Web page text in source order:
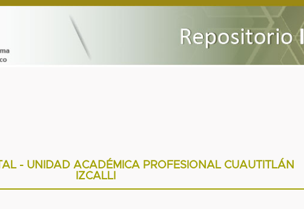
- UNIDAD ACADÉMICA PROFESIONAL CUAUTITLÁN
IZCALLI